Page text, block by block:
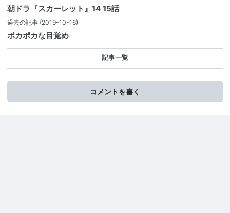
朝ドラ『スカーレット』14 15話
過去の記事 (2019-10-16)
ポカポカな目覚め
記事一覧
コメントを書く